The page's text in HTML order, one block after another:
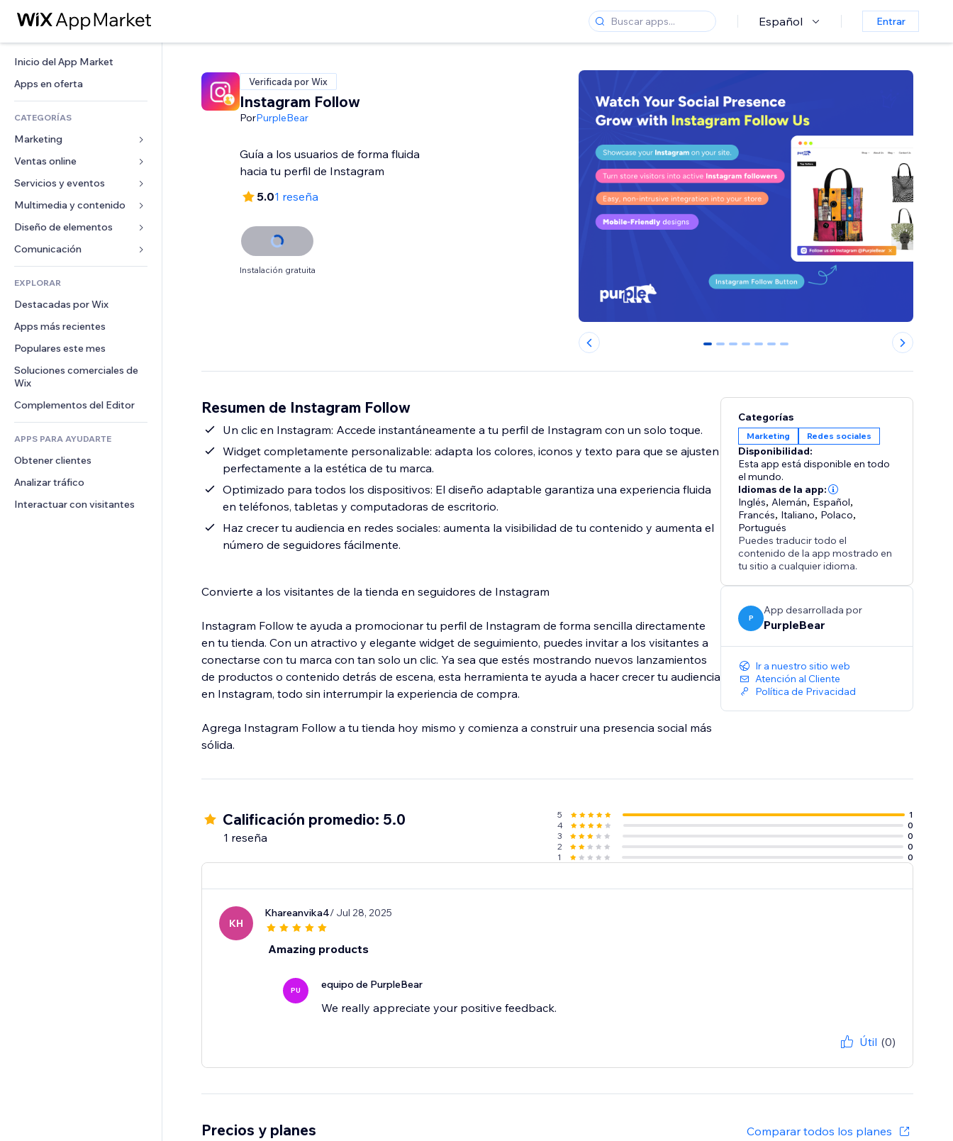
Español Entrar
Inicio del App Market
Apps en oferta
CATEGORÍAS
Marketing
Anuncios
Móvil
Analíticas
Anuncios del sitio
Email
Ventas online
Apps para tiendas
Envíos y entregas
Botones de venta
Contabilidad
Cupones y fidelización
Almacenamiento de mercancía
Crowdfunding
Alimentos y bebidas
Servicios y eventos
Hoteles
Eventos
Restaurantes
Inmobiliarias
Reservas
Multimedia y contenido
Galerías
Música
Pódcast
Fotografía
Video
PDF
Compartir archivos
Noticias
Servicios de contenido
Efectos de texto
Diseño de elementos
Mapas y navegación
Privacidad y seguridad
Reloj
Plantillas para páginas
Efectos de imágenes
Botones y menús
Banners e insignias
Calculadoras
Buscar
Formularios
Encuestas
Chat
Comentarios
Teléfono
Comunidad
Reseñas y testimonios
EXPLORAR
Destacadas por Wix
Apps más recientes
Populares este mes
Soluciones comerciales de
Wix
Complementos del Editor
APPS PARA AYUDARTE
Obtener clientes
Analizar tráfico
Interactuar con visitantes
Verificada por Wix
Instagram Follow
PorPurpleBear
Guía a los usuarios de forma fluida
hacia tu perfil de Instagram
5.01 reseña
Instalación gratuita
0 1 2 3 4 5 6
Resumen de Instagram Follow
Un clic en Instagram: Accede instantáneamente a tu perfil de Instagram con un solo toque.
Widget completamente personalizable: adapta los colores, iconos y texto para que se ajusten
perfectamente a la estética de tu marca.
Optimizado para todos los dispositivos: El diseño adaptable garantiza una experiencia fluida
en teléfonos, tabletas y computadoras de escritorio.
Haz crecer tu audiencia en redes sociales: aumenta la visibilidad de tu contenido y aumenta el
número de seguidores fácilmente.
Convierte a los visitantes de la tienda en seguidores de Instagram
Instagram Follow te ayuda a promocionar tu perfil de Instagram de forma sencilla directamente
en tu tienda. Con un atractivo y elegante widget de seguimiento, puedes invitar a los visitantes a
conectarse con tu marca con tan solo un clic. Ya sea que estés mostrando nuevos lanzamientos
de productos o contenido detrás de escena, esta herramienta te ayuda a hacer crecer tu audiencia
en Instagram, todo sin interrumpir la experiencia de compra.
Agrega Instagram Follow a tu tienda hoy mismo y comienza a construir una presencia social más
sólida.
Categorías
Marketing Redes sociales
Disponibilidad:
Esta app está disponible en todo
el mundo.
Idiomas de la app:
Inglés, Alemán, Español,
Francés, Italiano, Polaco,
Portugués
Puedes traducir todo el
contenido de la app mostrado en
tu sitio a cualquier idioma.
P
App desarrollada por
PurpleBear
Ir a nuestro sitio web
Atención al Cliente
Política de Privacidad
Calificación promedio: 5.0
1 reseña
5
1
4
0
3
0
2
0
1
0
KH
Khareanvika4/ Jul 28, 2025
Amazing products
PU equipo de PurpleBear
We really appreciate your positive feedback.
Útil (0)
Precios y planes Comparar todos los planes